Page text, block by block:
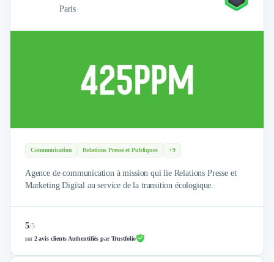
Paris
Communication Relations Presse et Publiques +9
Agence de communication à mission qui lie Relations Presse et
Marketing Digital au service de la transition écologique.
5/5
sur2 avis clients Authentifiés par Trustfolio